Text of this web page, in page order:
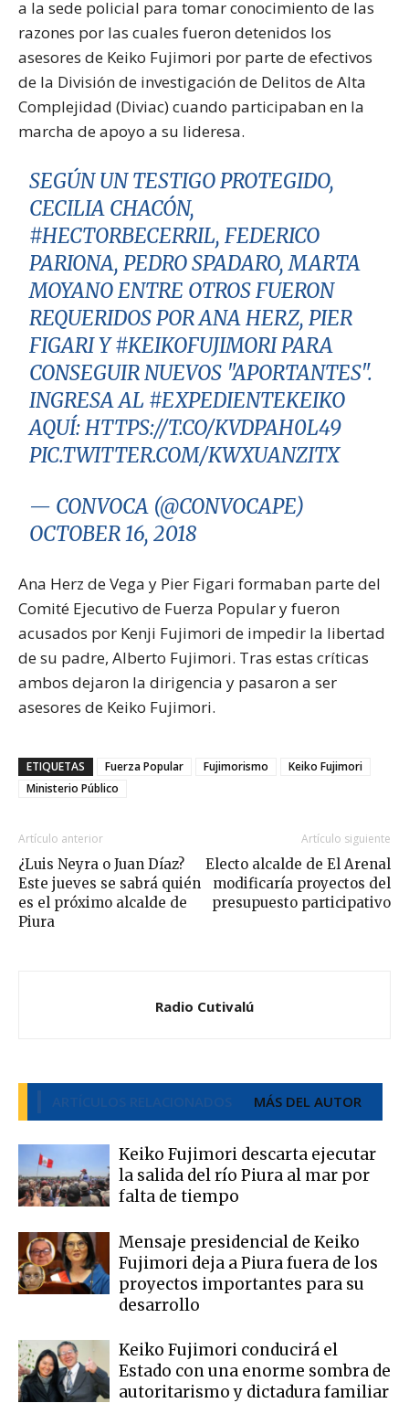
a la sede policial para tomar conocimiento de las
razones por las cuales fueron detenidos los
asesores de Keiko Fujimori por parte de efectivos
de la División de investigación de Delitos de Alta
Complejidad (Diviac) cuando participaban en la
marcha de apoyo a su lideresa.
SEGÚN UN TESTIGO PROTEGIDO,
CECILIA CHACÓN,
#HECTORBECERRIL, FEDERICO
PARIONA, PEDRO SPADARO, MARTA
MOYANO ENTRE OTROS FUERON
REQUERIDOS POR ANA HERZ, PIER
FIGARI Y#KEIKOFUJIMORIPARA
CONSEGUIR NUEVOS "APORTANTES".
INGRESA AL #EXPEDIENTEKEIKO
AQUÍ:HTTPS://T.CO/KVDPAH0L49
PIC.TWITTER.COM/KWXUANZITX
— CONVOCA (@CONVOCAPE)
OCTOBER 16, 2018
Ana Herz de Vega y Pier Figari formaban parte del
Comité Ejecutivo de Fuerza Popular y fueron
acusados por Kenji Fujimori de impedir la libertad
de su padre, Alberto Fujimori. Tras estas críticas
ambos dejaron la dirigencia y pasaron a ser
asesores de Keiko Fujimori.
ETIQUETAS Fuerza Popular Fujimorismo
Keiko Fujimori
Ministerio Público
Artículo anterior
¿Luis Neyra o Juan Díaz?
Este jueves se sabrá quién
es el próximo alcalde de
Piura
Artículo siguiente
Electo alcalde de El Arenal
modificaría proyectos del
presupuesto participativo
Radio Cutivalú
ARTÍCULOS RELACIONADOS MÁS DEL AUTOR
Keiko Fujimori descarta ejecutar
la salida del río Piura al mar por
falta de tiempo
Mensaje presidencial de Keiko
Fujimori deja a Piura fuera de los
proyectos importantes para su
desarrollo
Keiko Fujimori conducirá el
Estado con una enorme sombra de
autoritarismo y dictadura familiar